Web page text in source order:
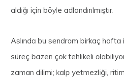
aldığı için böyle adlandırılmıştır.
Aslında bu sendrom birkaç
süreç bazen çok tehlikeli
zaman dilimi; kalp yetmezliği,